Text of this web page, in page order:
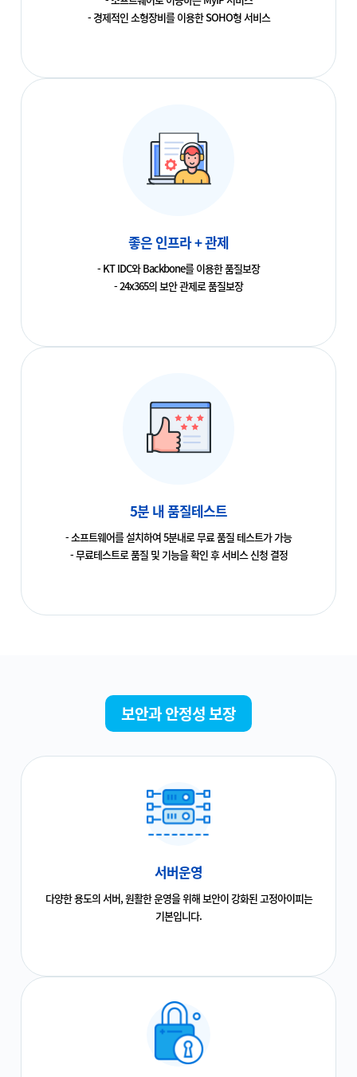
- 경제적인 소형장비를 이용한 SOHO형 서비스
좋은 인프라 + 관제
- KT IDC와 Backbone를 이용한 품질보장
- 24x365의 보안 관제로 품질보장
5분 내 품질테스트
- 소프트웨어를 설치하여 5분내로 무료 품질 테스트가 가능
- 무료테스트로 품질 및 기능을 확인 후 서비스 신청 결정
보안과 안정성 보장
서버운영
다양한 용도의 서버, 원활한 운영을 위해 보안이 강화된 고정아이피는
기본입니다.